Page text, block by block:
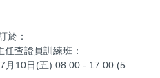
：
證員訓練班：
日(五) 08:00 - 17:00 (5